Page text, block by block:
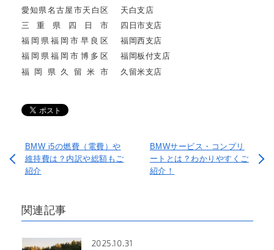
愛知県名古屋市天白区
天白支店
三重県四日市
四日市支店
福岡県福岡市早良区
福岡西支店
福岡県福岡市博多区
福岡板付支店
福岡県久留米市
久留米支店
BMW i5の燃費（電費）や
維持費は？内訳や総額もご
紹介
BMWサービス・コンプリ
ートとは？わかりやすくご
紹介！
関連記事
2025.10.31